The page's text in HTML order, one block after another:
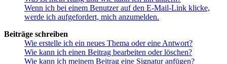
Wenn ich bei einem Benutzer auf den E-Mail-Link klicke,
werde ich aufgefordert, mich anzumelden.
Beiträge schreiben
Wie erstelle ich ein neues Thema oder eine Antwort?
Wie kann ich einen Beitrag bearbeiten oder löschen?
Wie kann ich meinem Beitrag eine Signatur anfügen?